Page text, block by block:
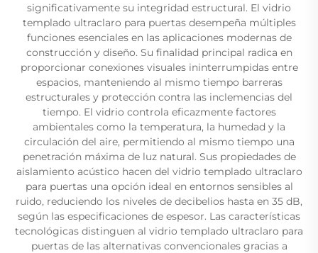
significativamente su integridad estructural. El vidrio
templado ultraclaro para puertas desempeña múltiples
funciones esenciales en las aplicaciones modernas de
construcción y diseño. Su finalidad principal radica en
proporcionar conexiones visuales ininterrumpidas entre
espacios, manteniendo al mismo tiempo barreras
estructurales y protección contra las inclemencias del
tiempo. El vidrio controla eficazmente factores
ambientales como la temperatura, la humedad y la
circulación del aire, permitiendo al mismo tiempo una
penetración máxima de luz natural. Sus propiedades de
aislamiento acústico hacen del vidrio templado ultraclaro
para puertas una opción ideal en entornos sensibles al
ruido, reduciendo los niveles de decibelios hasta en 35 dB,
según las especificaciones de espesor. Las características
tecnológicas distinguen al vidrio templado ultraclaro para
puertas de las alternativas convencionales gracias a